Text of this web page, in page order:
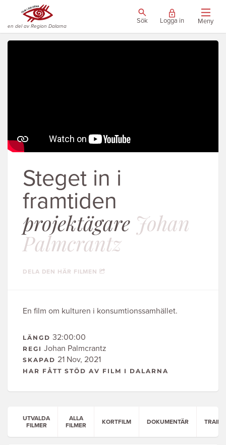
en del av Region Dalarna
Sök Logga in Meny
Steget in i
framtiden
projektägare Johan
Palmcrantz
DELA DEN HÄR FILMEN
En film om kulturen i konsumtionssamhället.
LÄNGD 32:00:00
REGI Johan Palmcrantz
SKAPAD 21 Nov, 2021
HAR FÅTT STÖD AV FILM I DALARNA
UTVALDA
FILMER
ALLA
FILMER
KORTFILM DOKUMENTÄR